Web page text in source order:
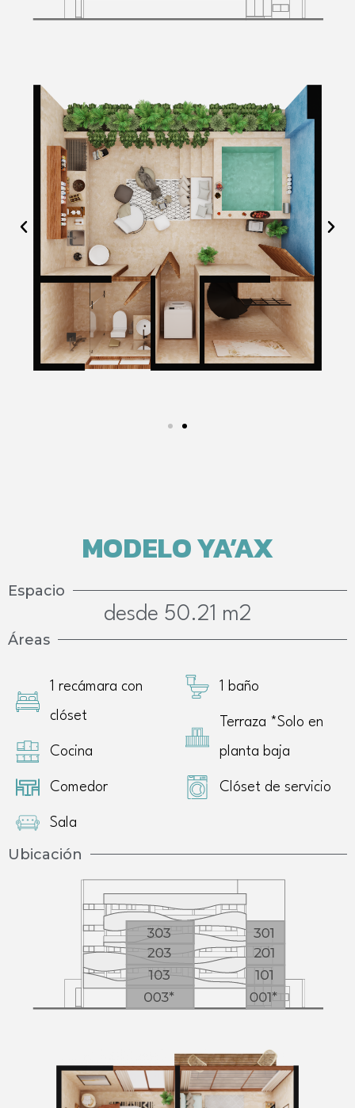
MODELO YA’AX
Espacio
desde 50.21 m2
Áreas
1 recámara con
clóset
Cocina
Comedor
Sala
1 baño
Terraza *Solo en
planta baja
Clóset de servicio
Ubicación